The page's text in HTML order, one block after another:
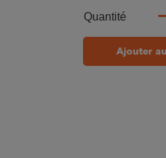
Quantité
Ajouter